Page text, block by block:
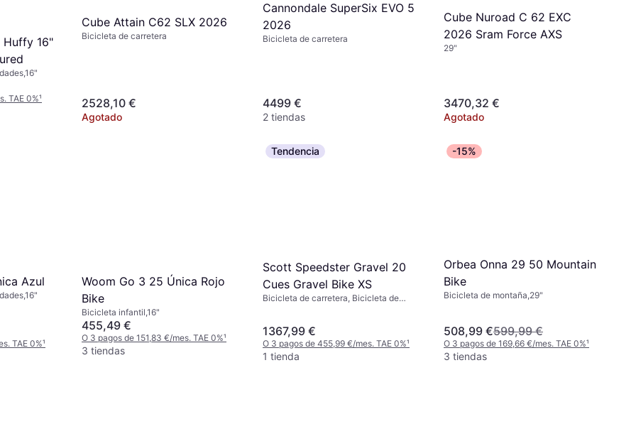
Huffy 16"
TAE 0%¹
Cube Attain C62 SLX 2026
Bicicleta de carretera
2528,10 €
Agotado
Cannondale SuperSix EVO 5
2026
Bicicleta de carretera
4499 €
2 tiendas
Cube Nuroad C 62 EXC
2026 Sram Force AXS
29"
3470,32 €
Agotado
Azul
TAE 0%¹
Woom Go 3 25 Única Rojo
Bike
Bicicleta infantil,16"
455,49 €
O 3 pagos de 151,83 €/mes. TAE 0%¹
3 tiendas
Tendencia
Scott Speedster Gravel 20
Cues Gravel Bike XS
Bicicleta de carretera, Bicicleta de
1367,99 €
O 3 pagos de 455,99 €/mes. TAE 0%¹
1 tienda
-15%
Orbea Onna 29 50 Mountain
Bike
Bicicleta de montaña,29"
508,99 €599,99 €
O 3 pagos de 169,66 €/mes. TAE 0%¹
3 tiendas